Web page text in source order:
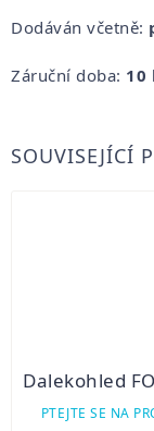
Dodáván včetně:
Záruční doba: 10
SOUVISEJÍCÍ
PTEJTE SE NA